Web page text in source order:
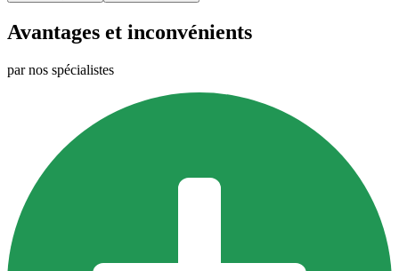
Avantages et inconvénients
par nos spécialistes